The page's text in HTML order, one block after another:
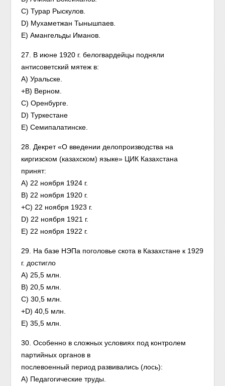
C) Турар Рыскулов.
D) Мухаметжан Тынышпаев.
E) Амангельды Иманов.
27. В июне 1920 г. белогвардейцы подняли
антисоветский мятеж в:
A) Уральске.
+B) Верном.
C) Оренбурге.
D) Туркестане
E) Семипалатинске.
28. Декрет «О введении делопроизводства на
киргизском (казахском) языке» ЦИК Казахстана
принят:
A) 22 ноября 1924 г.
B) 22 ноября 1920 г.
+C) 22 ноября 1923 г.
D) 22 ноября 1921 г.
E) 22 ноября 1922 г.
29. На базе НЭПа поголовье скота в Казахстане к 1929
г. достигло
A) 25,5 млн.
B) 20,5 млн.
C) 30,5 млн.
+D) 40,5 млн.
E) 35,5 млн.
30. Особенно в сложных условиях под контролем
партийных органов в
послевоенный период развивались (лось):
A) Педагогические труды.